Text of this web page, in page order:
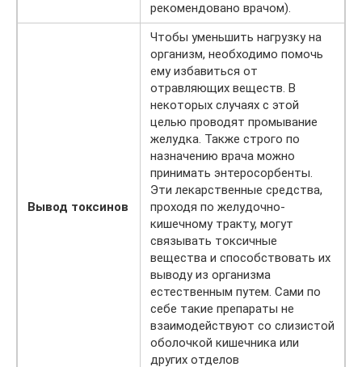
рекомендовано врачом).
Вывод токсинов
Чтобы уменьшить нагрузку на
организм, необходимо помочь
ему избавиться от
отравляющих веществ. В
некоторых случаях с этой
целью проводят промывание
желудка. Также строго по
назначению врача можно
принимать энтеросорбенты.
Эти лекарственные средства,
проходя по желудочно-
кишечному тракту, могут
связывать токсичные
вещества и способствовать их
выводу из организма
естественным путем. Сами по
себе такие препараты не
взаимодействуют со слизистой
оболочкой кишечника или
других отделов